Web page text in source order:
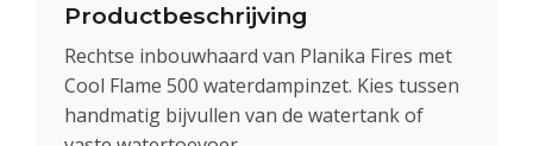
Productbeschrijving
Rechtse inbouwhaard van Planika Fires met
Cool Flame 500 waterdampinzet. Kies tussen
handmatig bijvullen van de watertank of